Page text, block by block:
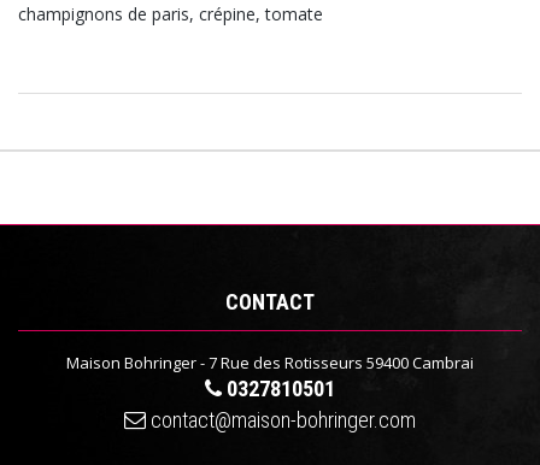
champignons de paris, crépine, tomate
CONTACT
Maison Bohringer - 7 Rue des Rotisseurs 59400 Cambrai
0327810501
contact@maison-bohringer.com